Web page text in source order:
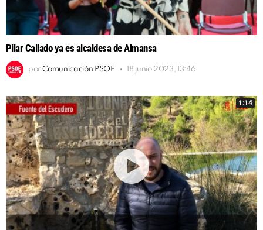
Pilar Callado ya es alcaldesa de Almansa
por Comunicación PSOE 18 junio 2023, 13:46
1:14